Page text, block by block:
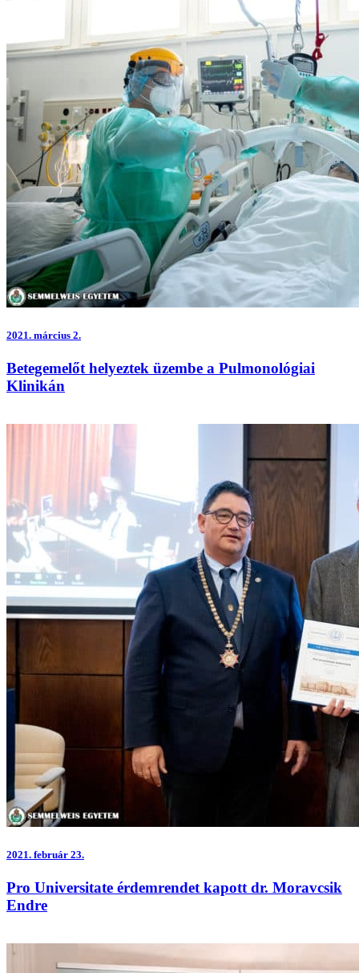
2021. március 2.
Betegemelőt helyeztek üzembe a Pulmonológiai
Klinikán
2021. február 23.
Pro Universitate érdemrendet kapott dr. Moravcsik
Endre